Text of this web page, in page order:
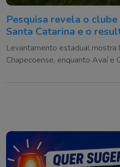
Pesquisa revela o
Santa Catarina e o
Levantamento estadual mostra
Chapecoense, enquanto Avaí e